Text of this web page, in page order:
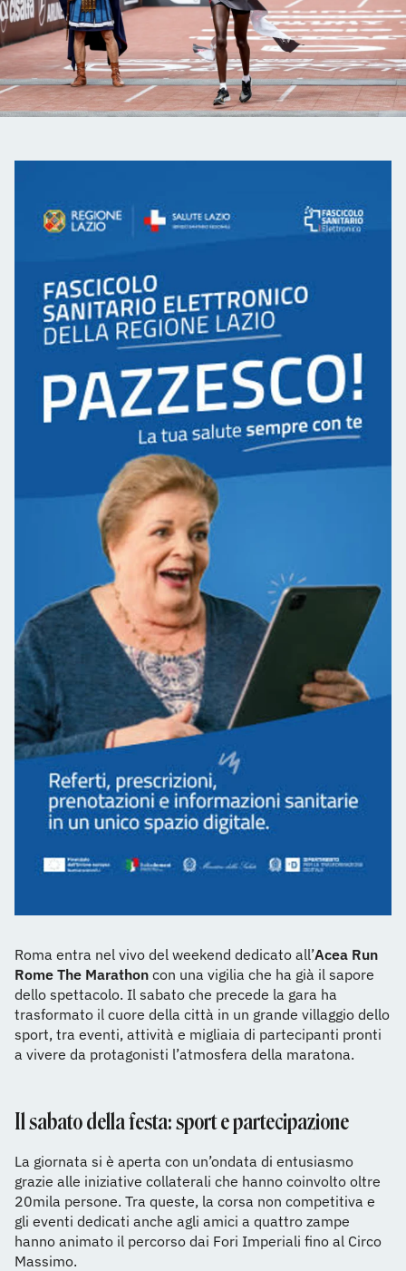
Roma entra nel vivo del weekend dedicato all’Acea Run
Rome The Marathon con una vigilia che ha già il sapore
dello spettacolo. Il sabato che precede la gara ha
trasformato il cuore della città in un grande villaggio dello
sport, tra eventi, attività e migliaia di partecipanti pronti
a vivere da protagonisti l’atmosfera della maratona.
Il sabato della festa: sport e partecipazione
La giornata si è aperta con un’ondata di entusiasmo
grazie alle iniziative collaterali che hanno coinvolto oltre
20mila persone. Tra queste, la corsa non competitiva e
gli eventi dedicati anche agli amici a quattro zampe
hanno animato il percorso dai Fori Imperiali fino al Circo
Massimo.